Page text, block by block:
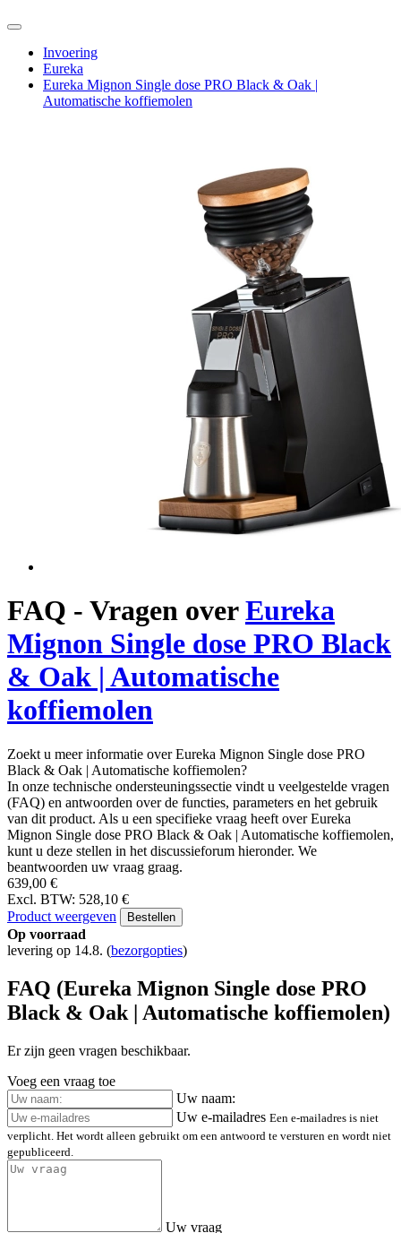
Invoering
Eureka
Eureka Mignon Single dose PRO Black & Oak |
Automatische koffiemolen
FAQ - Vragen overEureka
Mignon Single dose PRO Black
& Oak | Automatische
koffiemolen
Zoekt u meer informatie over Eureka Mignon Single dose PRO
Black & Oak | Automatische koffiemolen?
In onze technische ondersteuningssectie vindt u veelgestelde vragen
(FAQ) en antwoorden over de functies, parameters en het gebruik
van dit product. Als u een specifieke vraag heeft over Eureka
Mignon Single dose PRO Black & Oak | Automatische koffiemolen,
kunt u deze stellen in het discussieforum hieronder. We
beantwoorden uw vraag graag.
639,00 €
Excl. BTW: 528,10 €
Product weergeven
Bestellen
Op voorraad
levering op 14.8. (bezorgopties)
FAQ (Eureka Mignon Single dose PRO
Black & Oak | Automatische koffiemolen)
Er zijn geen vragen beschikbaar.
Voeg een vraag toe
Uw naam:
Uw e-mailadres Een e-mailadres is niet
verplicht. Het wordt alleen gebruikt om een antwoord te versturen en wordt niet
gepubliceerd.
Uw vraag